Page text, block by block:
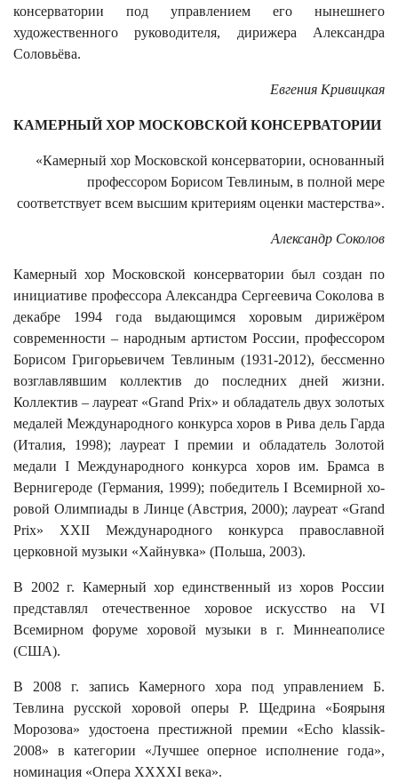
консерватории под управлением его нынешнего
художественного руководителя, дирижера Александра
Соловьёва.
Евгения Кривицкая
КАМЕРНЫЙ ХОР МОСКОВСКОЙ КОНСЕРВАТОРИИ
«Камерный хор Московской консерватории, основанный
профессором Борисом Тевлиным, в полной мере
соответствует всем высшим критериям оценки мастерства».
Александр Соколов
Камерный хор Московской консерватории был создан по
инициативе профессора Александра Сергеевича Соколова в
декабре 1994 года выдающимся хоровым дирижёром
современности – народным артистом России, профессором
Борисом Григорьевичем Тевлиным (1931-2012), бессменно
возглавлявшим коллектив до последних дней жизни.
Коллектив – лауреат «Grand Prix» и обладатель двух золотых
медалей Международного конкурса хоров в Рива дель Гарда
(Италия, 1998); лауреат I премии и обладатель Золотой
медали I Международного конкурса хоров им. Брамса в
Вернигероде (Германия, 1999); победитель I Всемирной хо-
ровой Олимпиады в Линце (Австрия, 2000); лауреат «Grand
Prix» XXII Международного конкурса православной
церковной музыки «Хайнувка» (Польша, 2003).
В 2002 г. Камерный хор единственный из хоров России
представлял отечественное хоровое искусство на VI
Всемирном форуме хоровой музыки в г. Миннеаполисе
(США).
В 2008 г. запись Камерного хора под управлением Б.
Тевлина русской хоровой оперы Р. Щедрина «Боярыня
Морозова» удостоена престижной премии «Echo klassik-
2008» в категории «Лучшее оперное исполнение года»,
номинация «Опера XXXXI века».